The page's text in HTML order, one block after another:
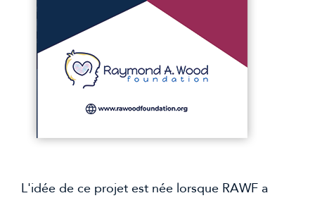
L'idée de ce projet est née lorsque RAWF a